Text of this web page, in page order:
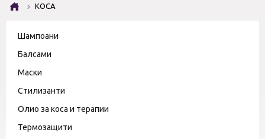
КОСА
Шампоани
Балсами
Маски
Стилизанти
Олио за коса и терапии
Термозащити